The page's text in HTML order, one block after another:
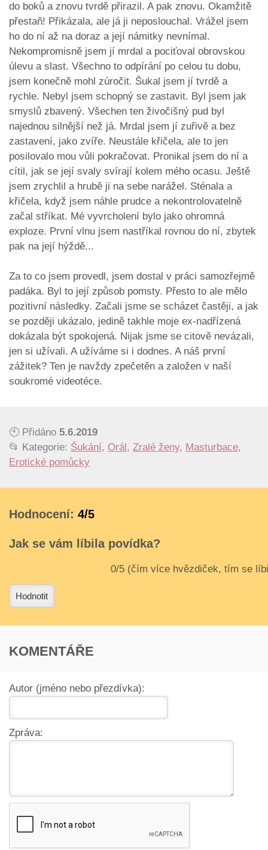
do boků a znovu tvrdě přirazil. A pak znovu. Okamžitě
přestaň! Přikázala, ale já ji neposlouchal. Vrážel jsem
ho do ní až na doraz a její námitky nevnímal.
Nekompromisně jsem jí mrdal a pociťoval obrovskou
úlevu a slast. Všechno to odpírání po celou tu dobu,
jsem konečně mohl zúročit. Šukal jsem jí tvrdě a
rychle. Nebyl jsem schopný se zastavit. Byl jsem jak
smyslů zbavený. Všechen ten živočišný pud byl
najednou silnější než já. Mrdal jsem jí zuřivě a bez
zastavení, jako zvíře. Neustále křičela, ale to jen
posilovalo mou vůli pokračovat. Pronikal jsem do ní a
cítil, jak se její svaly svírají kolem mého ocasu. Ještě
jsem zrychlil a hrubě ji na sebe narážel. Sténala a
křičela, když jsem náhle prudce a nekontrolovatelně
začal stříkat. Mé vyvrcholení bylo jako ohromná
exploze. První vlnu jsem nastříkal rovnou do ní, zbytek
pak na její hýždě...
Za to co jsem provedl, jsem dostal v práci samozřejmě
padáka. Byl to její způsob pomsty. Přesto to ale mělo
pozitivní následky. Začali jsme se scházet častěji, a jak
se později ukázalo, jedině takhle moje ex-nadřízená
dokázala být spokojená. Nijak jsme se citově nevázali,
jen si užívali. A užíváme si i dodnes. A náš první
zážitek? Ten je navždy zpečetěn a založen v naší
soukromé videotéce.
🕙 Přidáno 5.6.2019
📂 Kategorie: Šukání, Orál , Zralé ženy, Masturbace,
Erotické pomůcky
Hodnocení: 4/5
Jak se vám líbila povídka?
Hodnotit
KOMENTÁŘE
Autor (jméno nebo přezdívka):
Zpráva: